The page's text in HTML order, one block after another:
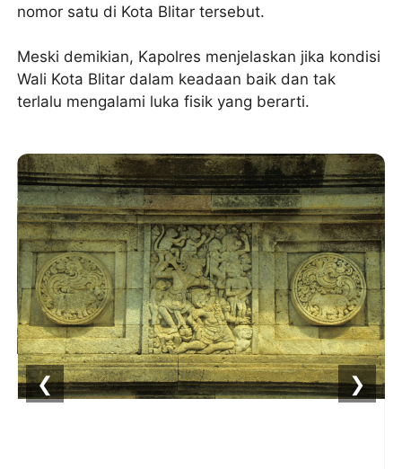
nomor satu di Kota Blitar tersebut.
Meski demikian, Kapolres menjelaskan jika kondisi
Wali Kota Blitar dalam keadaan baik dan tak
terlalu mengalami luka fisik yang berarti.
❮ ❯